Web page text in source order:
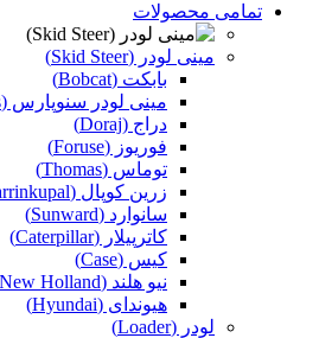
تمامی محصولات
مینی لودر (Skid Steer)
بابکت (Bobcat)
مینی لودر سنوپارس (Snowpars)
دراج (Doraj)
فوریوز (Foruse)
توماس (Thomas)
زرین کوپال (Zarrinkupal)
سانوارد (Sunward)
کاترپیلار (Caterpillar)
کیس (Case)
نیو هلند (New Holland)
هیوندای (Hyundai)
لودر (Loader)